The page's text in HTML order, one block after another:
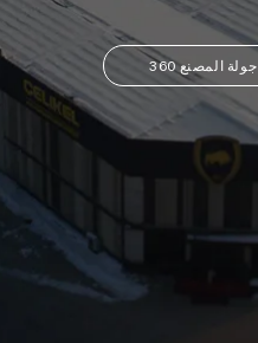
المصنع 360